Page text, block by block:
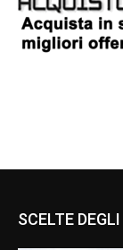
SCELTE